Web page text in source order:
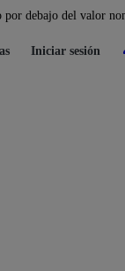
por debajo del valor
Iniciar sesión